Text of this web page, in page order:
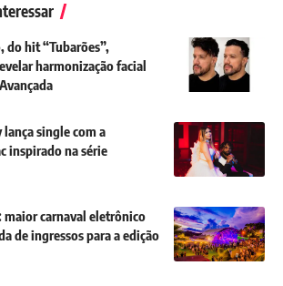
do hit “Tubarões”,
harmonização facial
single com a
inspirado na série
maior carnaval eletrônico
de ingressos para a edição